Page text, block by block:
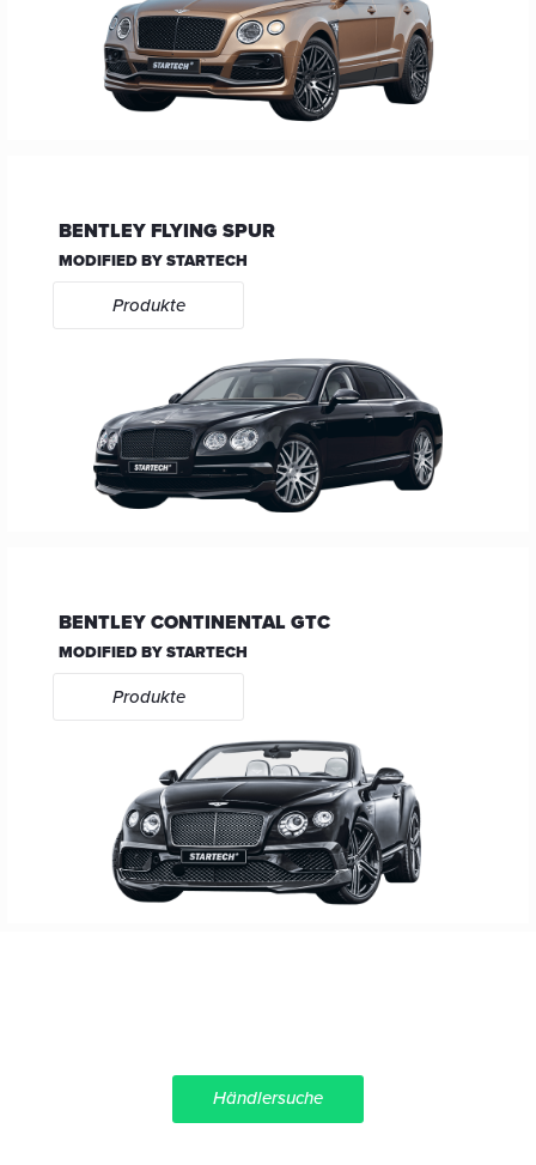
BENTLEY FLYING SPUR
MODIFIED BY STARTECH
Produkte
BENTLEY CONTINENTAL GTC
MODIFIED BY STARTECH
Produkte
Händlersuche